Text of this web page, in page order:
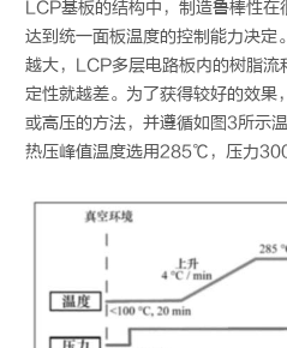
LCP基板的结构中，制造鲁棒性在
达到统一面板温度的控制能力决定
越大，LCP多层电路板内的树脂流
定性就越差。为了获得较好的效果
或高压的方法，并遵循如图3所示
热压峰值温度选用285℃，压力